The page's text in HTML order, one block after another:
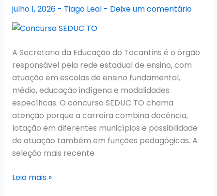
edital
julho 1, 2026 - Tiago Leal - Deixe um comentário
A Secretaria da Educação do Tocantins é o órgão
responsável pela rede estadual de ensino, com
atuação em escolas de ensino fundamental,
médio, educação indígena e modalidades
específicas. O concurso SEDUC TO chama
atenção porque a carreira combina docência,
lotação em diferentes municípios e possibilidade
de atuação também em funções pedagógicas. A
seleção mais recente
Concurso
Leia mais »